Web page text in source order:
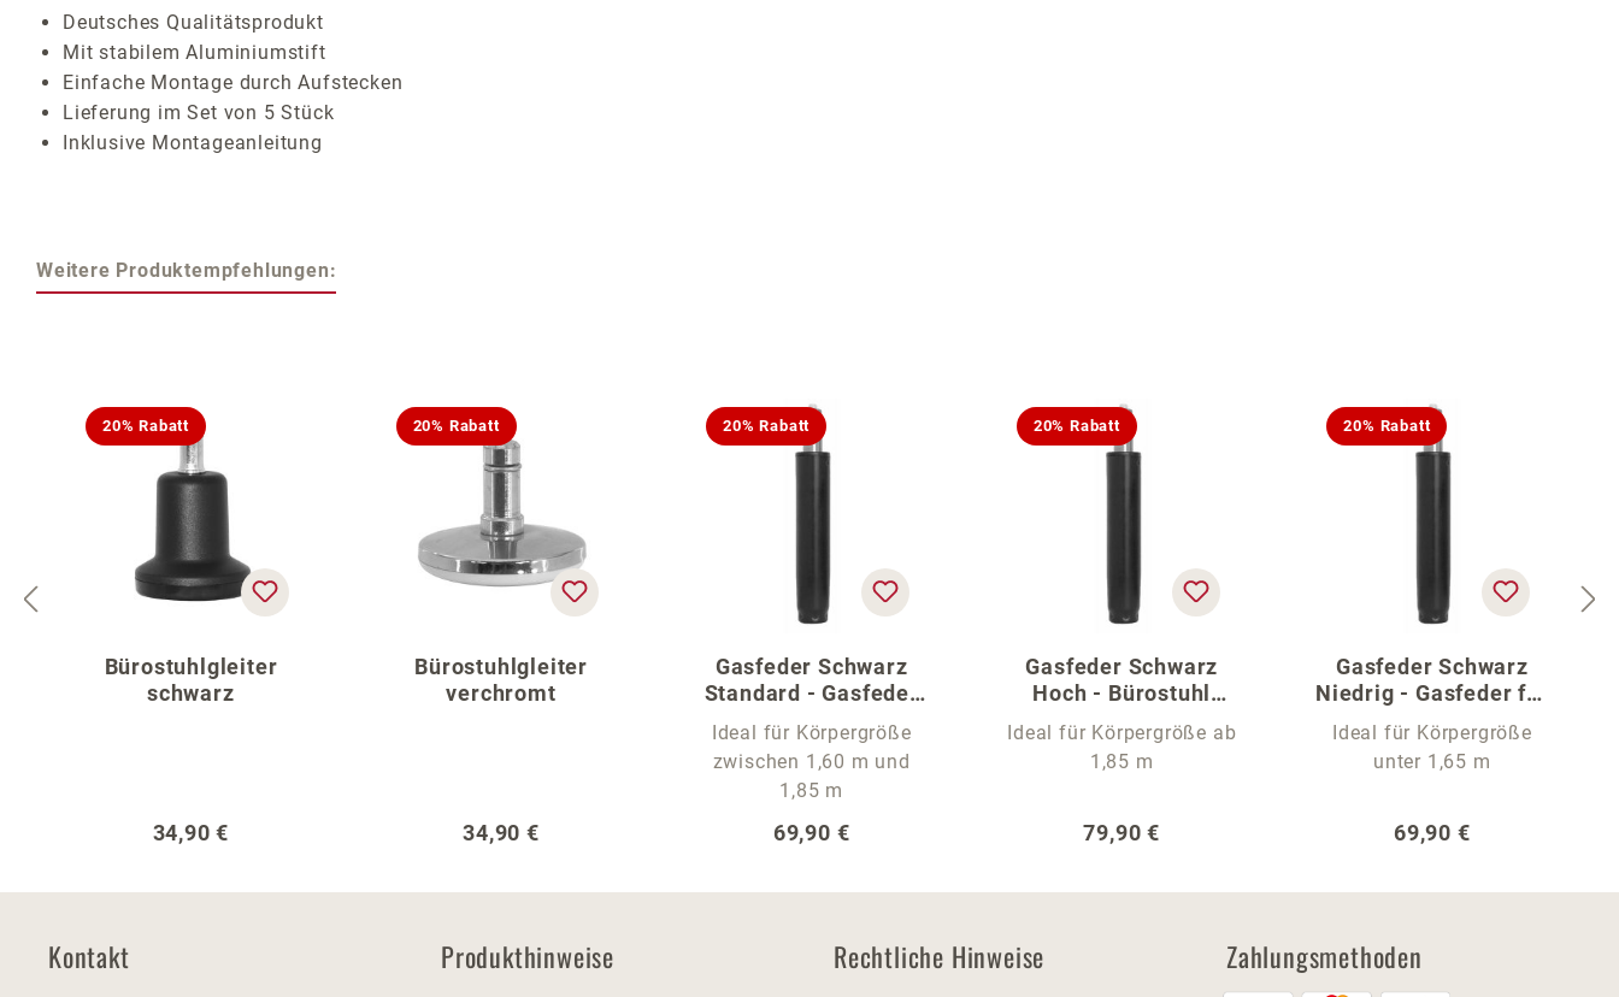
Deutsches Qualitätsprodukt
Mit stabilem Aluminiumstift
Einfache Montage durch Aufstecken
Lieferung im Set von 5 Stück
Inklusive Montageanleitung
Weitere Produktempfehlungen:
20% Rabatt
Bürostuhlgleiter
schwarz
Regulärer Preis:
34,90 €
20% Rabatt
Bürostuhlgleiter
verchromt
Regulärer Preis:
34,90 €
20% Rabatt
Gasfeder Schwarz
Standard - Gasfeder
für den Bürostuhl
Ideal für Körpergröße
zwischen 1,60 m und
1,85 m
Regulärer Preis:
69,90 €
20% Rabatt
Gasfeder Schwarz
Hoch - Bürostuhl
Gasfeder
Ideal für Körpergröße ab
1,85 m
Regulärer Preis:
79,90 €
20% Rabatt
Gasfeder Schwarz
Niedrig - Gasfeder für
Bürostühle
Ideal für Körpergröße
unter 1,65 m
Regulärer Preis:
69,90 €
Kontakt Produkthinweise Rechtliche Hinweise Zahlungsmethoden